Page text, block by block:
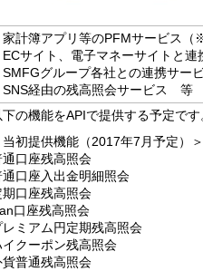
家計簿アプリ等のPFMサービス（
ECサイト、電子マネーサイトと
SMFGグループ各社との連携サー
SNS経由の残高照会サービス 等
下の機能をAPIで提供する予定です
当初提供機能（2017年7月予定）＞
通口座残高照会
通口座入出金明細照会
期口座残高照会
口座残高照会
レミアム円定期残高照会
イクーポン残高照会
貨普通残高照会